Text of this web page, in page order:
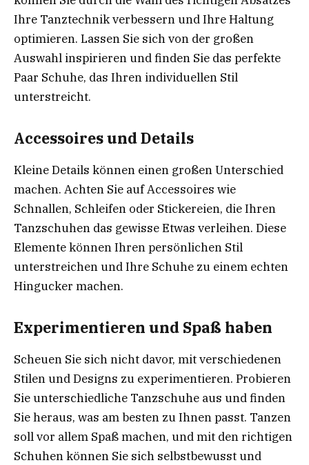
Ihre Tanztechnik verbessern und Ihre Haltung
optimieren. Lassen Sie sich von der großen
Auswahl inspirieren und finden Sie das perfekte
Paar Schuhe, das Ihren individuellen Stil
unterstreicht.
Accessoires und Details
Kleine Details können einen großen Unterschied
machen. Achten Sie auf Accessoires wie
Schnallen, Schleifen oder Stickereien, die Ihren
Tanzschuhen das gewisse Etwas verleihen. Diese
Elemente können Ihren persönlichen Stil
unterstreichen und Ihre Schuhe zu einem echten
Hingucker machen.
Experimentieren und Spaß haben
Scheuen Sie sich nicht davor, mit verschiedenen
Stilen und Designs zu experimentieren. Probieren
Sie unterschiedliche Tanzschuhe aus und finden
Sie heraus, was am besten zu Ihnen passt. Tanzen
soll vor allem Spaß machen, und mit den richtigen
Schuhen können Sie sich selbstbewusst und